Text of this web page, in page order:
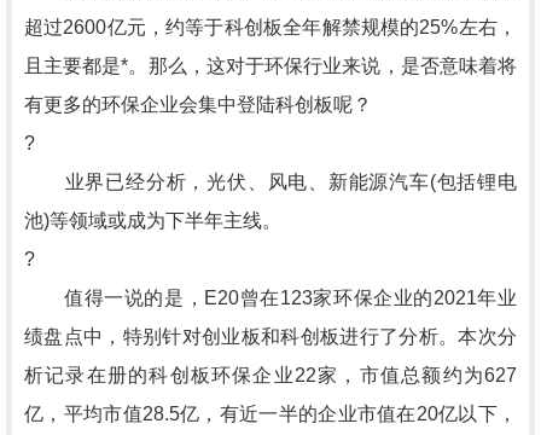
超过2600亿元，约等于科创板全年解禁规模的25%左右，
且主要都是*。那么，这对于环保行业来说，是否意味着将
有更多的环保企业会集中登陆科创板呢？
?
业界已经分析，光伏、风电、新能源汽车(包括锂电
池)等领域或成为下半年主线。
?
值得一说的是，E20曾在123家环保企业的2021年业
绩盘点中，特别针对创业板和科创板进行了分析。本次分
析记录在册的科创板环保企业22家，市值总额约为627
亿，平均市值28.5亿，有近一半的企业市值在20亿以下，